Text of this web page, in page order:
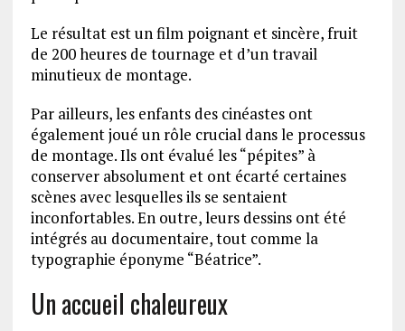
Le résultat est un film poignant et sincère, fruit
de 200 heures de tournage et d’un travail
minutieux de montage.
Par ailleurs, les enfants des cinéastes ont
également joué un rôle crucial dans le processus
de montage. Ils ont évalué les “pépites” à
conserver absolument et ont écarté certaines
scènes avec lesquelles ils se sentaient
inconfortables. En outre, leurs dessins ont été
intégrés au documentaire, tout comme la
typographie éponyme “Béatrice”.
Un accueil chaleureux